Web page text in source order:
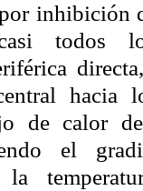
inhibición
todos
de calor
el
la